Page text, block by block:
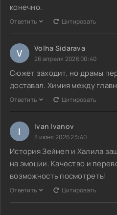
конечно.
Ответить Цитировать
V Volha Sidarava
26 апреля 2026 00:40
Сюжет заходит, но драмы
доставал. Химия между
Ответить Цитировать
I Ivan Ivanov
8 июня 2026 23:40
История Зейнеп и Халила
на эмоции. Качество и
возможность посмотреть!
Ответить Цитировать